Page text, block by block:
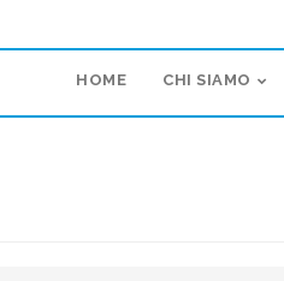
HOME CHI SIAMO